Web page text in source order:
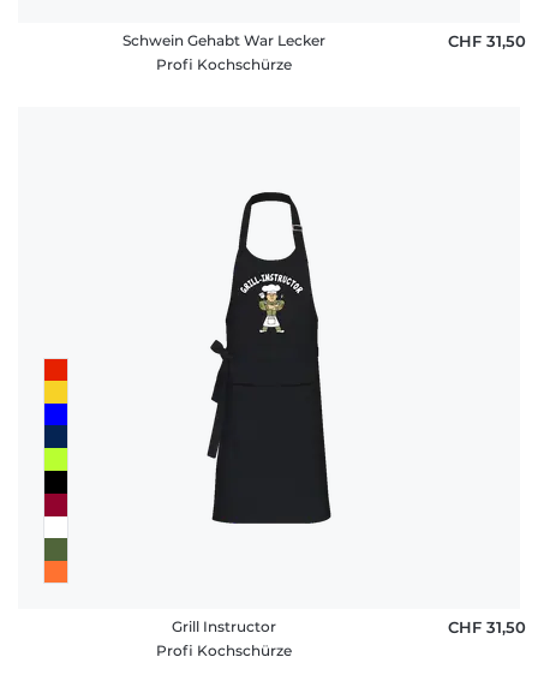
Schwein Gehabt War Lecker
Profi Kochschürze
CHF 31,50
Grill Instructor
Profi Kochschürze
CHF 31,50